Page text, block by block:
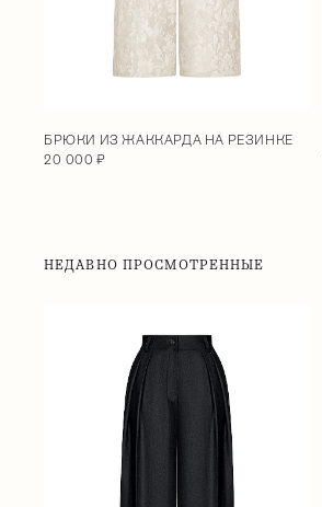
БРЮКИ ИЗ ЖАККАРДА НА РЕЗИНКЕ
20 000 ₽
НЕДАВНО ПРОСМОТРЕННЫЕ